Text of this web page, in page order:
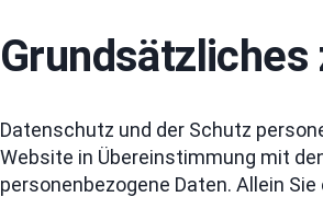
Datenschutz und der Schutz
Website in Übereinstimmung mit
personenbezogene Daten. Allein